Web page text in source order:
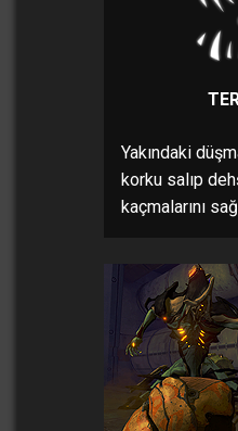
Yakındaki
korku salıp
kaçmalarını